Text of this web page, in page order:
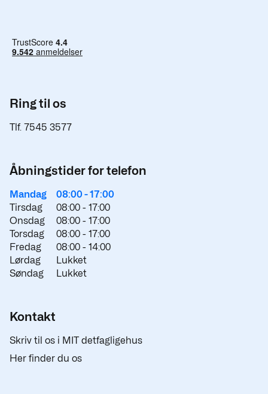
Ring til os
Tlf. 7545 3577
Åbningstider for telefon
Mandag 08:00 -17:00
Tirsdag
08:00 - 17:00
Onsdag
08:00 - 17:00
Torsdag
08:00 - 17:00
Fredag
08:00 - 14:00
Lørdag
Lukket
Søndag
Lukket
Kontakt
Skriv til os i MIT detfagligehus
Her finder du os